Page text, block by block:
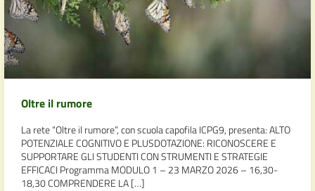
Oltre il rumore
La rete “Oltre il rumore”, con scuola capofila ICPG9, presenta: ALTO
POTENZIALE COGNITIVO E PLUSDOTAZIONE: RICONOSCERE E
SUPPORTARE GLI STUDENTI CON STRUMENTI E STRATEGIE
EFFICACI Programma MODULO 1 – 23 MARZO 2026 – 16,30-
18,30 COMPRENDERE LA […]